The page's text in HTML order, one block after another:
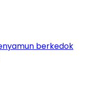
berkedok